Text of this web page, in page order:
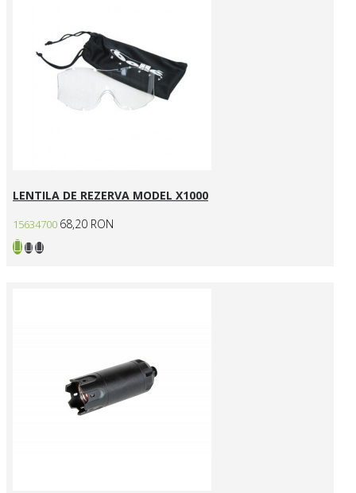
LENTILA DE REZERVA MODEL X1000
15634700 68,20 RON